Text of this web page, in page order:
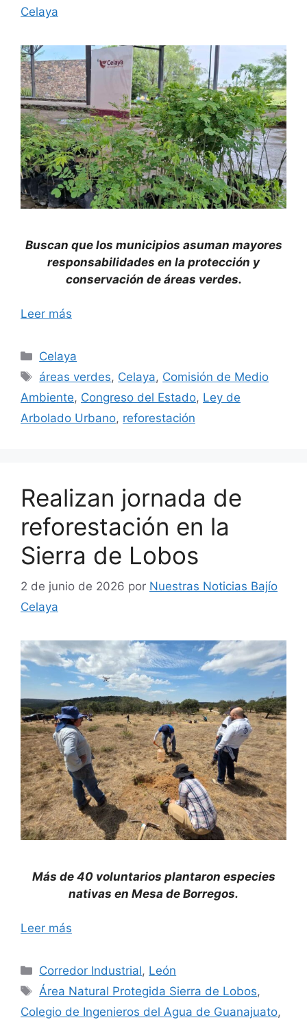
Celaya
Buscan que los municipios asuman mayores
responsabilidades en la protección y
conservación de áreas verdes.
Leer más
Categorías
Celaya
Etiquetas
áreas verdes, Celaya, Comisión de Medio
Ambiente, Congreso del Estado, Ley de
Arbolado Urbano, reforestación
Realizan jornada de
reforestación en la
Sierra de Lobos
2 de junio de 2026 por Nuestras Noticias Bajío
Celaya
Más de 40 voluntarios plantaron especies
nativas en Mesa de Borregos.
Leer más
Categorías
Corredor Industrial, León
Etiquetas
Área Natural Protegida Sierra de Lobos,
Colegio de Ingenieros del Agua de Guanajuato,